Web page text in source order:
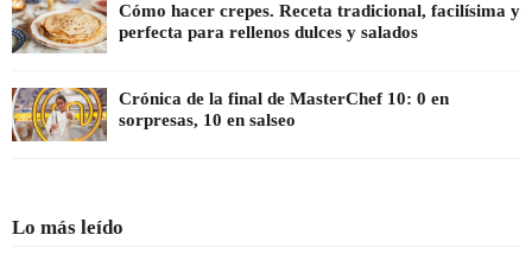
Cómo hacer crepes. Receta tradicional, facilísima y
perfecta para rellenos dulces y salados
Crónica de la final de MasterChef 10: 0 en
sorpresas, 10 en salseo
Lo más leído